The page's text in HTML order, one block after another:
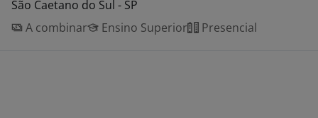
São Caetano do Sul - SP
A combinar
Ensino Superior Presencial